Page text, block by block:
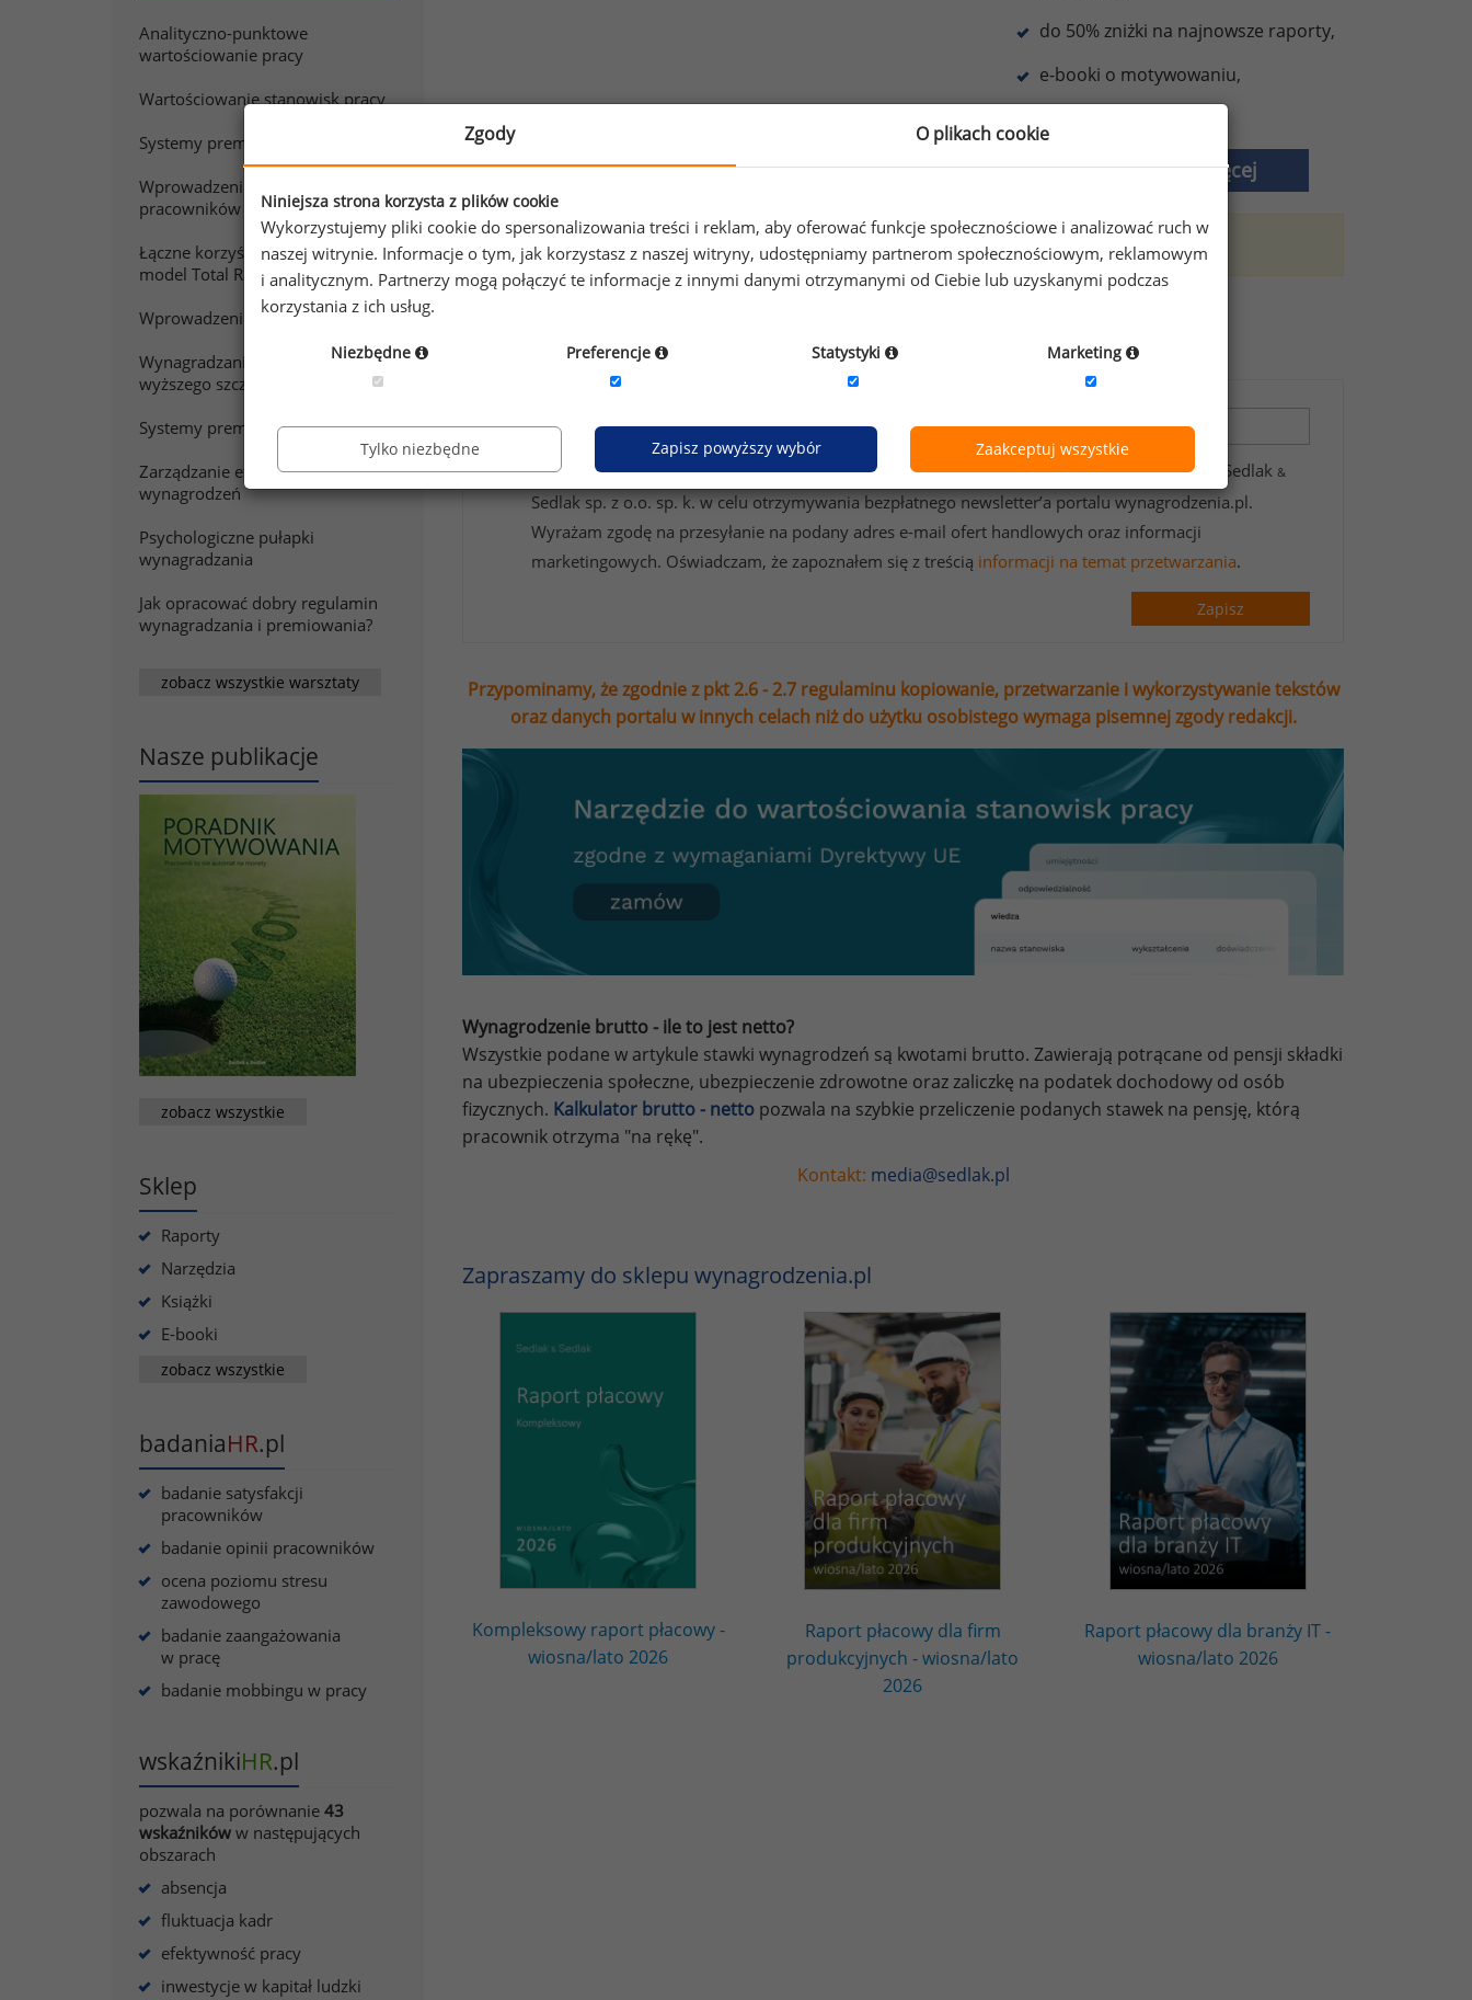
Analityczno-punktowe
wartościowanie pracy
Wartościowanie stanowisk pracy
Systemy premiowania
Wprowadzenie do wynagradzania
pracowników sprzedaży
Łączne korzyści z pracy. Polski
model Total Rewards
Wprowadzenie do wynagradzania
Wynagradzanie menedżerów
wyższego szczebla
Systemy premiowania w praktyce
Zarządzanie efektywnością
wynagrodzeń
Psychologiczne pułapki
wynagradzania
Jak opracować dobry regulamin
wynagradzania i premiowania?
zobacz wszystkie warsztaty
Nasze publikacje
zobacz wszystkie
Sklep
Raporty
Narzędzia
Książki
E-booki
zobacz wszystkie
badaniaHR.pl
badanie satysfakcji
pracowników
badanie opinii pracowników
ocena poziomu stresu
zawodowego
badanie zaangażowania
w pracę
badanie mobbingu w pracy
wskaźnikiHR.pl
pozwala na porównanie 43
wskaźników w następujących
obszarach
absencja
fluktuacja kadr
efektywność pracy
inwestycje w kapitał ludzki
do 50% zniżki na najnowsze raporty,
e-booki o motywowaniu,
Dowiedz się więcej
Wybierz opcję dostosowana do Twoich potrzeb! Przetestuj strefę premium.
Zapisz się do newslettera!
Wyrażam zgodę na przetwarzanie moich danych osobowych zawartych w formularzu przez Sedlak &
Sedlak sp. z o.o. sp. k. w celu otrzymywania bezpłatnego newsletter’a portalu wynagrodzenia.pl.
Wyrażam zgodę na przesyłanie na podany adres e-mail ofert handlowych oraz informacji
marketingowych. Oświadczam, że zapoznałem się z treścią informacji na temat przetwarzania.
Zapisz
Przypominamy, że zgodnie z pkt 2.6 - 2.7 regulaminu kopiowanie, przetwarzanie i wykorzystywanie tekstów
oraz danych portalu w innych celach niż do użytku osobistego wymaga pisemnej zgody redakcji.
Wynagrodzenie brutto - ile to jest netto?
Wszystkie podane w artykule stawki wynagrodzeń są kwotami brutto. Zawierają potrącane od pensji składki
na ubezpieczenia społeczne, ubezpieczenie zdrowotne oraz zaliczkę na podatek dochodowy od osób
fizycznych. Kalkulator brutto - netto pozwala na szybkie przeliczenie podanych stawek na pensję, którą
pracownik otrzyma "na rękę".
Kontakt: media@sedlak.pl
Zapraszamy do sklepu wynagrodzenia.pl
Kompleksowy raport płacowy -
wiosna/lato 2026
Raport płacowy dla firm
produkcyjnych - wiosna/lato
2026
Raport płacowy dla branży IT -
wiosna/lato 2026
Zgody O plikach cookie
Niniejsza strona korzysta z plików cookie
Wykorzystujemy pliki cookie do spersonalizowania treści i reklam, aby oferować funkcje społecznościowe i analizować ruch w
naszej witrynie. Informacje o tym, jak korzystasz z naszej witryny, udostępniamy partnerom społecznościowym, reklamowym
i analitycznym. Partnerzy mogą połączyć te informacje z innymi danymi otrzymanymi od Ciebie lub uzyskanymi podczas
korzystania z ich usług.
Niezbędne Preferencje Statystyki Marketing
Tylko niezbędne Zapisz powyższy wybór Zaakceptuj wszystkie